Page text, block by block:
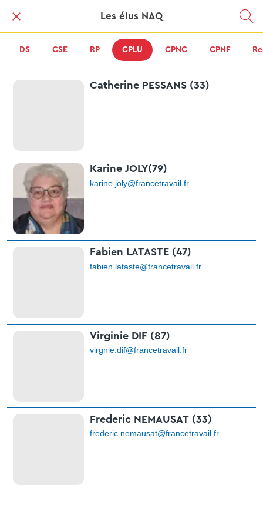
Les élus NAQ
DS CSE RP CPLU CPNC CPNF
Catherine PESSANS (33)
Karine JOLY(79)
karine.joly@francetravail.fr
Fabien LATASTE (47)
fabien.lataste@francetravail.fr
Virginie DIF (87)
virgnie.dif@francetravail.fr
Frederic NEMAUSAT (33)
frederic.nemausat@francetravail.fr